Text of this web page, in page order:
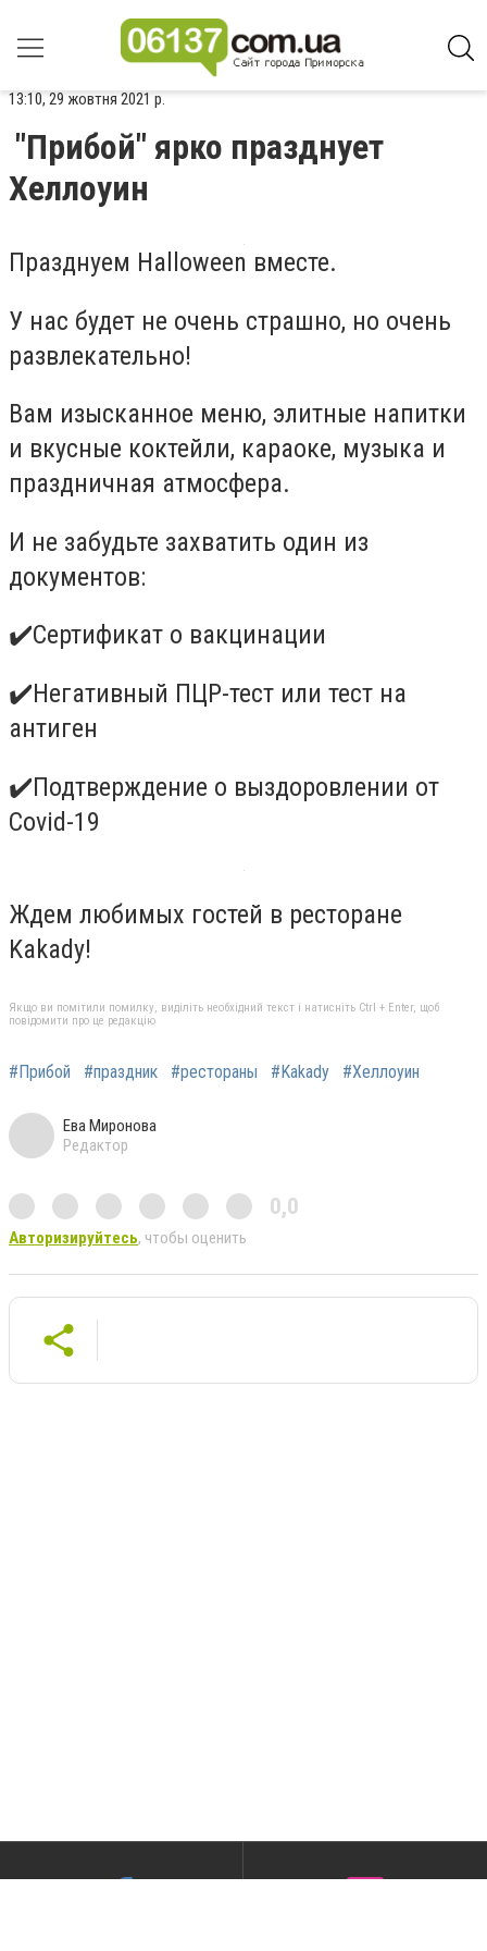
13:10, 29 жовтня 2021 р.
"Прибой" ярко празднует
Хеллоуин
Празднуем Halloween вместе.
У нас будет не очень страшно, но очень
развлекательно!
Вам изысканное меню, элитные напитки
и вкусные коктейли, караоке, музыка и
праздничная атмосфера.
И не забудьте захватить один из
документов:
✔️Сертификат о вакцинации
✔️Негативный ПЦР-тест или тест на
антиген
✔️Подтверждение о выздоровлении от
Covid-19
Ждем любимых гостей в ресторане
Kakady!
Якщо ви помітили помилку, виділіть необхідний текст і натисніть Ctrl + Enter, щоб
повідомити про це редакцію
#Прибой #праздник #рестораны #Kakady #Хеллоуин
Ева Миронова
Редактор
0,0
Авторизируйтесь, чтобы оценить